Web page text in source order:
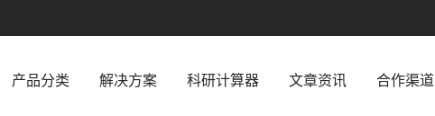
产品分类 解决方案 科研计算器 文章资讯 合作渠道